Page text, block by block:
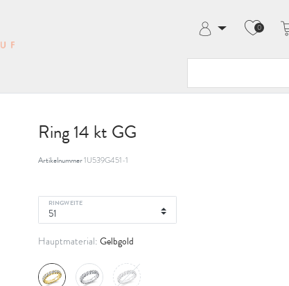
0
Ring 14 kt GG
Artikelnummer1U539G451-1
RINGWEITE
Hauptmaterial: Gelbgold